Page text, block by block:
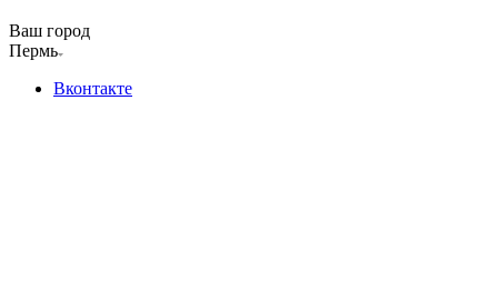
Ваш город
Пермь
Вконтакте